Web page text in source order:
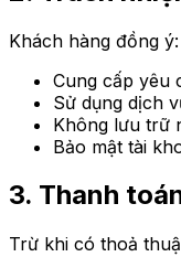
Khách hàng đồng ý:
Cung cấp yêu
Sử dụng dịch
Không lưu trữ
Bảo mật tài
3. Thanh
Trừ khi có thoả